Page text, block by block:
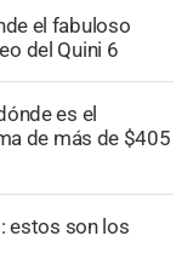
el fabuloso
del Quini 6
es el
de más de $405
estos son los